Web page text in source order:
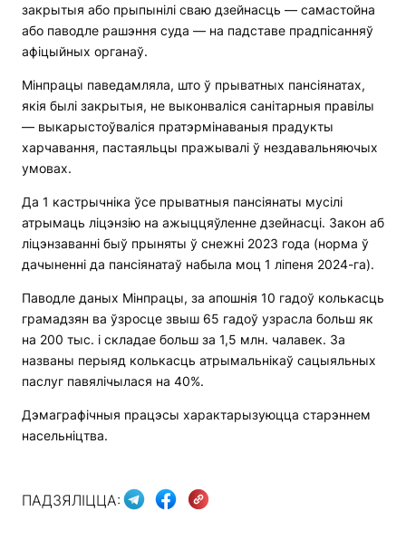
закрытыя або прыпынілі сваю дзейнасць — самастойна
або паводле рашэння суда — на падставе прадпісанняў
афіцыйных органаў.
Мінпрацы паведамляла, што ў прыватных пансіянатах,
якія былі закрытыя, не выконваліся санітарныя правілы
— выкарыстоўваліся пратэрмінаваныя прадукты
харчавання, пастаяльцы пражывалі ў нездавальняючых
умовах.
Да 1 кастрычніка ўсе прыватныя пансіянаты мусілі
атрымаць ліцэнзію на ажыццяўленне дзейнасці. Закон аб
ліцэнзаванні быў прыняты ў снежні 2023 года (норма ў
дачыненні да пансіянатаў набыла моц 1 ліпеня 2024-га).
Паводле даных Мінпрацы, за апошнія 10 гадоў колькасць
грамадзян ва ўзросце звыш 65 гадоў узрасла больш як
на 200 тыс. і складае больш за 1,5 млн. чалавек. За
названы перыяд колькасць атрымальнікаў сацыяльных
паслуг павялічылася на 40%.
Дэмаграфічныя працэсы характарызуюцца старэннем
насельніцтва.
ПАДЗЯЛІЦЦА: